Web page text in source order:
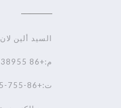
السيد ألين لان
م:+86 18980938955
ت:+86-755-27209335